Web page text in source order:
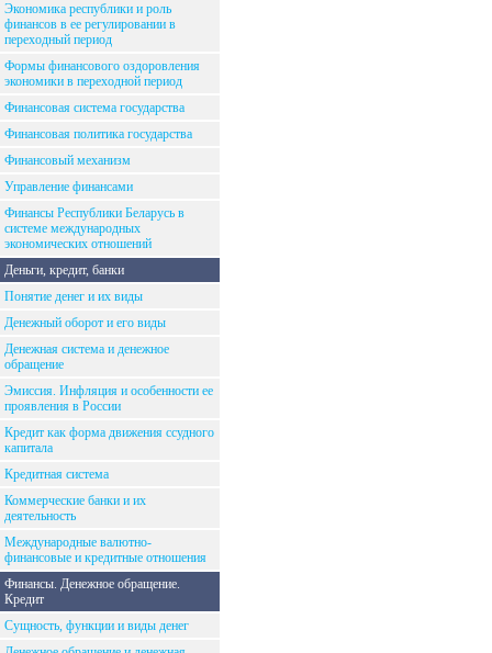
Экономика республики и роль
финансов в ее регулировании в
переходный период
Формы финансового оздоровления
экономики в переходной период
Финансовая система государства
Финансовая политика государства
Финансовый механизм
Управление финансами
Финансы Республики Беларусь в
системе международных
экономических отношений
Деньги, кредит, банки
Понятие денег и их виды
Денежный оборот и его виды
Денежная система и денежное
обращение
Эмиссия. Инфляция и особенности ее
проявления в России
Кредит как форма движения ссудного
капитала
Кредитная система
Коммерческие банки и их
деятельность
Международные валютно-
финансовые и кредитные отношения
Финансы. Денежное обращение.
Кредит
Сущность, функции и виды денег